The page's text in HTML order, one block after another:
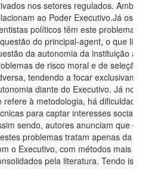
nos setores regulados.
ao Poder Executivo.Já os
políticos têm este problema
do principal-agent, o que
da autonomia da instituição
de risco moral e de seleção
tendendo a focar
diante do Executivo. Já no
refere à metodologia, há
para captar interesses sociais,
sendo, autores anunciam que
problemas tratam apenas da
o Executivo, com métodos mais
pela literatura. Tendo